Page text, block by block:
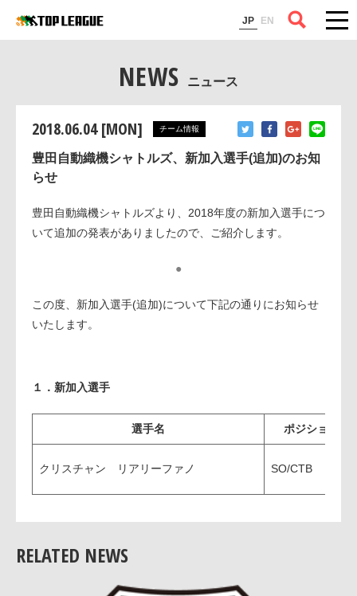
JP EN
コラム
NEWS ニュース
2018.06.04 [MON] チーム情報
豊田自動織機シャトルズ、新加入選手(追加)のお知
らせ
豊田自動織機シャトルズより、2018年度の新加入選手につ
いて追加の発表がありましたので、ご紹介します。
●
この度、新加入選手(追加)について下記の通りにお知らせ
いたします。
１．新加入選手
選手名 ポジション
クリスチャン リアリーファノ SO/CTB
RELATED NEWS